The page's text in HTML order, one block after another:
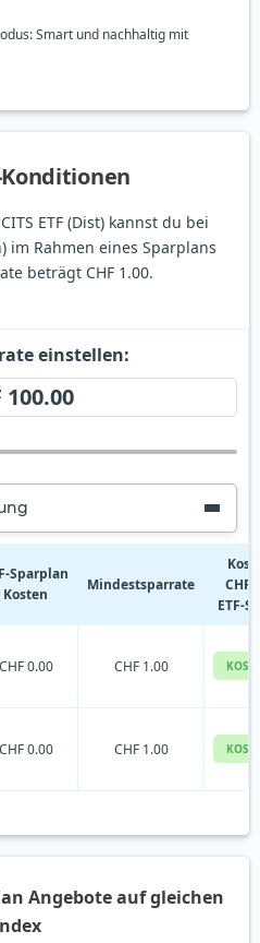
Smart und nachhaltig mit
Konditionen
ETF (Dist) kannst du bei
im Rahmen eines Sparplans
beträgt CHF 1.00.
einstellen:
100.00
Kosten
Mindestsparrate
CHF
ETF-
CHF 0.00 CHF 1.00
CHF 0.00 CHF 1.00
Angebote auf gleichen